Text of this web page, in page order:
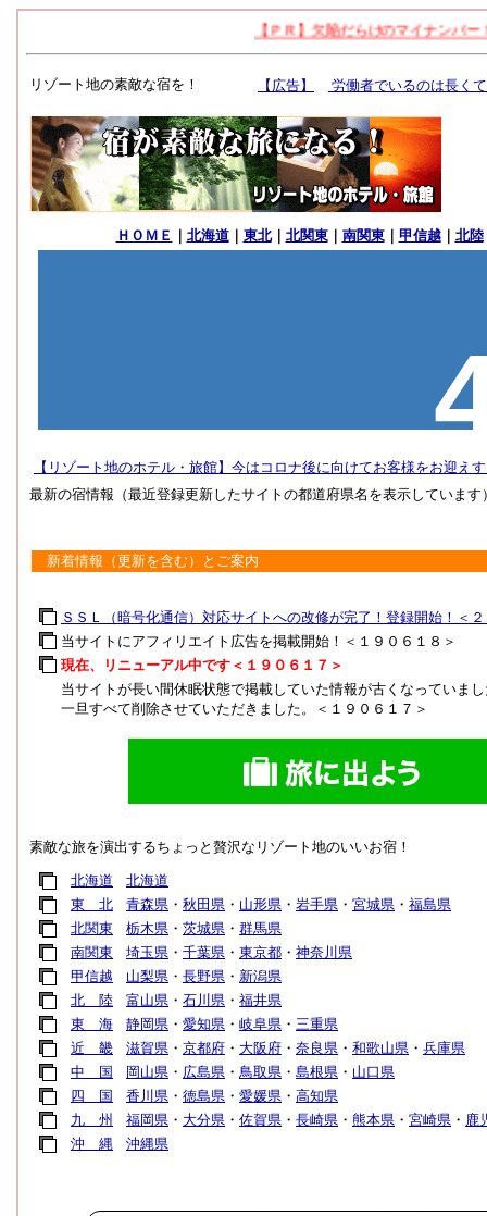
リゾート地の素敵な宿を！
ＨＯＭＥ 北海道｜ 東北｜ 北関東｜ 南関東｜ 甲信越｜ 北陸
最新の宿情報（最近登録更新したサイトの都道府県名を表示しています
新着情報（更新を含む）とご案内
ＳＳＬ（暗号化通信）対応サイトへの改修が完了！登録開始！＜
当サイトにアフィリエイト広告を掲載開始！＜１９０６１８＞
現在、リニューアル中です＜１９０６１７＞
当サイトが長い間休眠状態で掲載していた情報が古くなっていま
一旦すべて削除させていただきました。＜１９０６１７＞
素敵な旅を演出するちょっと贅沢なリゾート地のいいお宿！
北海道
北海道
東 北
青森県 ・ 秋田県 ・ 山形県 ・ 岩手県 ・ 宮城県 ・ 福島県
北関東
栃木県 ・ 茨城県 ・ 群馬県
南関東
埼玉県 ・ 千葉県 ・ 東京都 ・ 神奈川県
甲信越
山梨県 ・ 長野県 ・ 新潟県
北 陸
富山県 ・ 石川県 ・ 福井県
東 海
静岡県 ・ 愛知県 ・ 岐阜県 ・ 三重県
近 畿
滋賀県 ・ 京都府 ・ 大阪府 ・ 奈良県 ・ 和歌山県 ・ 兵庫県
中 国
岡山県 ・ 広島県 ・ 鳥取県 ・ 島根県 ・ 山口県
四 国
香川県 ・ 徳島県 ・ 愛媛県 ・ 高知県
九 州
福岡県 ・ 大分県 ・ 佐賀県 ・ 長崎県 ・ 熊本県 ・ 宮崎県 ・ 鹿
沖 縄
沖縄県